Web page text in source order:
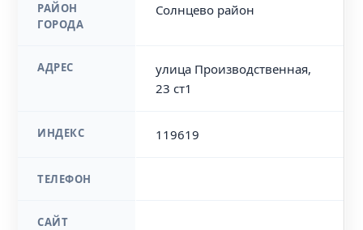
РАЙОН
ГОРОДА
Солнцево район
АДРЕС
улица Производственная,
23 ст1
ИНДЕКС 119619
ТЕЛЕФОН
САЙТ